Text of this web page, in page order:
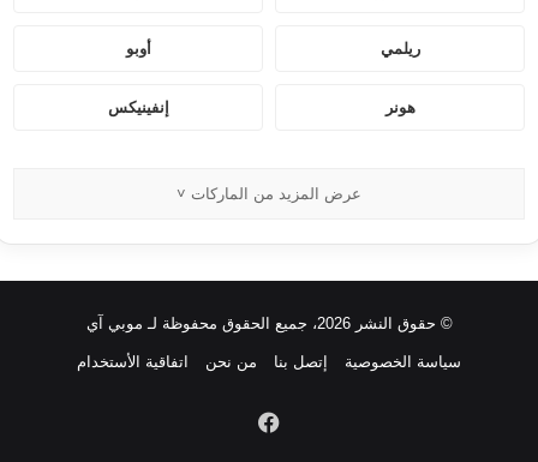
ريلمي أوبو
هونر إنفينيكس
عرض المزيد من الماركات ˅
© حقوق النشر 2026، جميع الحقوق محفوظة لـ موبي آي
سياسة الخصوصية إتصل بنا من نحن اتفاقية الأستخدام